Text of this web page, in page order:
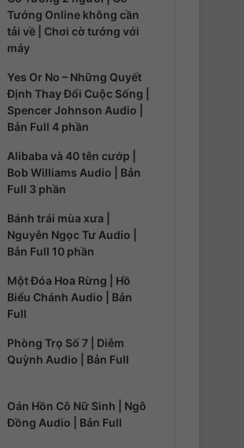
Tướng Online không cần
tải về | Chơi cờ tướng với
máy
Yes Or No – Những Quyết
Định Thay Đổi Cuộc Sống |
Spencer Johnson Audio |
Bản Full 4 phần
Alibaba và 40 tên cướp |
Bob Williams Audio | Bản
Full 3 phần
Bánh trái mùa xưa |
Nguyễn Ngọc Tư Audio |
Bản Full 10 phần
Một Đóa Hoa Rừng | Hồ
Biểu Chánh Audio | Bản
Full
Phòng Trọ Số 7 | Diễm
Quỳnh Audio | Bản Full
Oán Hồn Cô Nữ Sinh | Ngô
Đồng Audio | Bản Full